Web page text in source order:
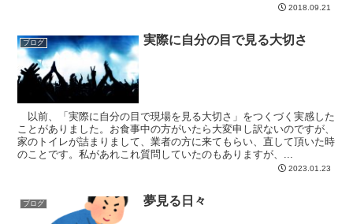
2018.09.21
ブログ 実際に自分の目で見る大切さ
以前、「実際に自分の目で現場を見る大切さ」をつくづく実感した
ことがありました。お食事中の方がいたら大変申し訳ないのですが、
家のトイレが詰まりまして、業者の方に来てもらい、直して頂いた時
のことです。私があれこれ質問していたのもありますが、...
2023.01.23
ブログ 夢見る日々